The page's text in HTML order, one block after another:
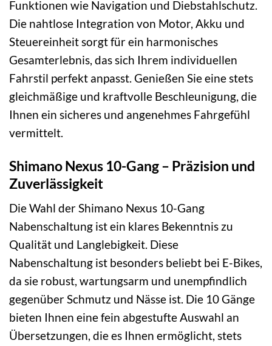
Funktionen wie Navigation und Diebstahlschutz.
Die nahtlose Integration von Motor, Akku und
Steuereinheit sorgt für ein harmonisches
Gesamterlebnis, das sich Ihrem individuellen
Fahrstil perfekt anpasst. Genießen Sie eine stets
gleichmäßige und kraftvolle Beschleunigung, die
Ihnen ein sicheres und angenehmes Fahrgefühl
vermittelt.
Shimano Nexus 10-Gang – Präzision und
Zuverlässigkeit
Die Wahl der Shimano Nexus 10-Gang
Nabenschaltung ist ein klares Bekenntnis zu
Qualität und Langlebigkeit. Diese
Nabenschaltung ist besonders beliebt bei E-Bikes,
da sie robust, wartungsarm und unempfindlich
gegenüber Schmutz und Nässe ist. Die 10 Gänge
bieten Ihnen eine fein abgestufte Auswahl an
Übersetzungen, die es Ihnen ermöglicht, stets